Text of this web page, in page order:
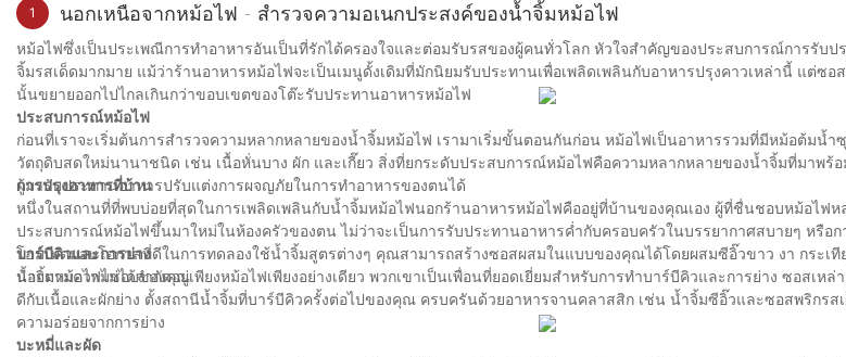
1 นอกเหนือจากหม้อไฟ - สำรวจความอเนกประสงค์ของน้ำจิ้มหม้อไฟ
หม้อไฟซึ่งเป็นประเพณีการทำอาหารอันเป็นที่รักได้ครองใจและต่อมรับรสของผู้คนทั่วโลก หัวใจสำคัญของประสบการณ์การรับ
จิ้มรสเด็ดมากมาย แม้ว่าร้านอาหารหม้อไฟจะเป็นเมนูดั้งเดิมที่มักนิยมรับประทานเพื่อเพลิดเพลินกับอาหารปรุงคาวเหล่านี้ แต่ซอ
นั้นขยายออกไปไกลเกินกว่าขอบเขตของโต๊ะรับประทานอาหารหม้อไฟ
ประสบการณ์หม้อไฟ
ก่อนที่เราจะเริ่มต้นการสำรวจความหลากหลายของน้ำจิ้มหม้อไฟ เรามาเริ่มขั้นตอนกันก่อน หม้อไฟเป็นอาหารรวมที่มีหม้อต้มน้ำ
วัตถุดิบสดใหม่นานาชนิด เช่น เนื้อหั่นบาง ผัก และเกี๊ยว สิ่งที่ยกระดับประสบการณ์หม้อไฟคือความหลากหลายของน้ำจิ้มที่มาพร้
ผู้มารับประทานอาหารปรับแต่งการผจญภัยในการทำอาหารของตนได้
การปรุงอาหารที่บ้าน
หนึ่งในสถานที่ที่พบบ่อยที่สุดในการเพลิดเพลินกับน้ำจิ้มหม้อไฟนอกร้านอาหารหม้อไฟคืออยู่ที่บ้านของคุณเอง ผู้ที่ชื่นชอบหม้อไฟ
ประสบการณ์หม้อไฟขึ้นมาใหม่ในห้องครัวของตน ไม่ว่าจะเป็นการรับประทานอาหารค่ำกับครอบครัวในบรรยากาศสบายๆ หรือ
โฮมเมดมอบโอกาสที่ดีในการทดลองใช้น้ำจิ้มสูตรต่างๆ คุณสามารถสร้างซอสผสมในแบบของคุณได้โดยผสมซีอิ๊วขาว งา กระเ
น้อยตามความชอบของคุณ
บาร์บีคิวและการย่าง
น้ำจิ้มหม้อไฟไม่ได้จำกัดอยู่เพียงหม้อไฟเพียงอย่างเดียว พวกเขาเป็นเพื่อนที่ยอดเยี่ยมสำหรับการทำบาร์บีคิวและการย่าง ซอสเห
ดีกับเนื้อและผักย่าง ตั้งสถานีน้ำจิ้มที่บาร์บีคิวครั้งต่อไปของคุณ ครบครันด้วยอาหารจานคลาสสิก เช่น น้ำจิ้มซีอิ๊วและซอสพริกร
ความอร่อยจากการย่าง
บะหมี่และผัด